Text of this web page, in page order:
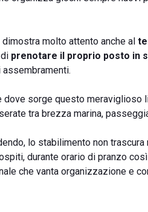
molto attento anche al
prenotare il proprio posto in
sorge questo meraviglioso
tra brezza marina,
lo stabilimento non
durante orario di pranzo
che vanta organizzazione e